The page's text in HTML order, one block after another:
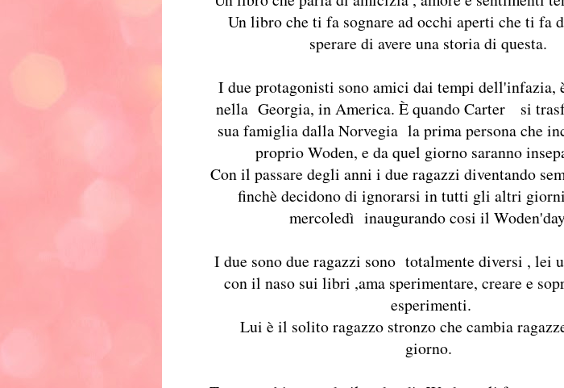
Un libro che ti fa sognare ad occhi aperti che ti fa
sperare di avere una storia di questa.
I due protagonisti sono amici dai tempi dell'infazia,
nella Georgia, in America. È quando Carter si
sua famiglia dalla Norvegia la prima persona che
proprio Woden, e da quel giorno saranno
Con il passare degli anni i due ragazzi diventando
finchè decidono di ignorarsi in tutti gli altri
mercoledì inaugurando cosi il
I due sono due ragazzi sono totalmente diversi , lei
con il naso sui libri ,ama sperimentare, creare e
esperimenti.
Lui è il solito ragazzo stronzo che cambia
giorno.